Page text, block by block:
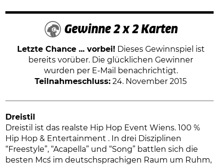
Gewinne 2 x 2 Karten
Letzte Chance ... vorbei! Dieses Gewinnspiel ist
bereits vorüber. Die glücklichen Gewinner
wurden per E-Mail benachrichtigt.
Teilnahmeschluss: 24. November 2015
Dreistil
Dreistil ist das realste Hip Hop Event Wiens. 100 %
Hip Hop & Entertainment . In drei Disziplinen
“Freestyle”, “Acapella” und “Song” battlen sich die
besten Mc´s im deutschsprachigen Raum um Ruhm,